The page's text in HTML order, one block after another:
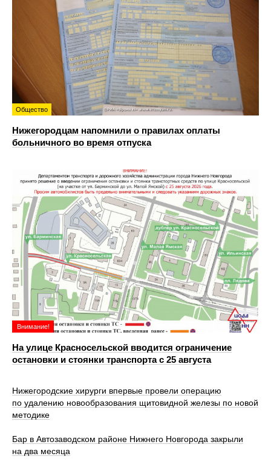
Общество
Нижегородцам напомнили о правилах оплаты
больничного во время отпуска
Внимание!
На улице Красносельской вводится ограничение
остановки и стоянки транспорта с 25 августа
Нижегородские хирурги впервые провели операцию
по удалению новообразования щитовидной железы по новой
методике
Бар в Автозаводском районе Нижнего Новгорода закрыли
на два месяца